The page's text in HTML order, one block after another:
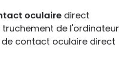
oculaire direct
de l'ordinateur
contact oculaire direct